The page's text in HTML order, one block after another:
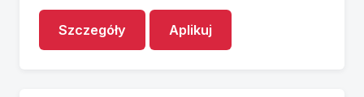
Szczegóły Aplikuj